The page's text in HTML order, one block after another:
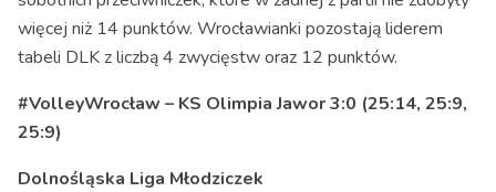
więcej niż 14 punktów. Wrocławianki pozostają liderem
tabeli DLK z liczbą 4 zwycięstw oraz 12 punktów.
#VolleyWrocław – KS Olimpia Jawor 3:0 (25:14, 25:9,
25:9)
Dolnośląska Liga Młodziczek